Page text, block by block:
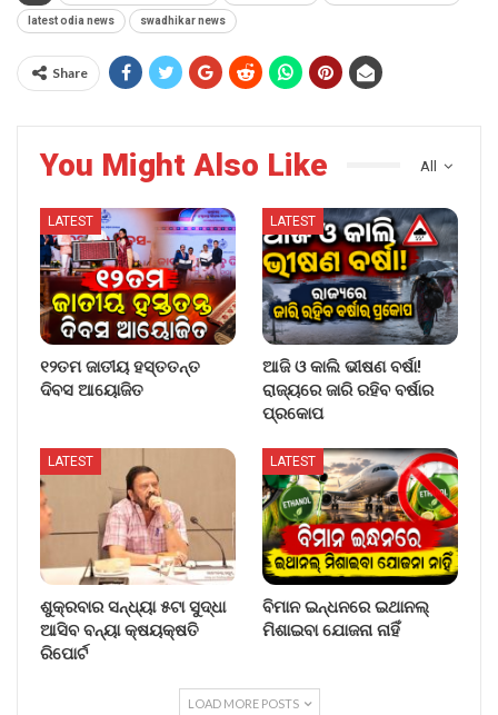
latest odia news swadhikar news
Share
All
You Might Also Like
LATEST
୧୨ତମ ଜାତୀୟ ହସ୍ତତନ୍ତ
ଦିବସ ଆୟୋଜିତ
LATEST
ଆଜି ଓ କାଲି ଭୀଷଣ ବର୍ଷା!
ରାଜ୍ୟରେ ଜାରି ରହିବ ବର୍ଷାର
ପ୍ରକୋପ
LATEST
ଶୁକ୍ରବାର ସନ୍ଧ୍ୟା ୫ଟା ସୁଦ୍ଧା
ଆସିବ ବନ୍ୟା କ୍ଷୟକ୍ଷତି
ରିପୋର୍ଟ
LATEST
ବିମାନ ଇନ୍ଧନରେ ଇଥାନଲ୍
ମିଶାଇବା ଯୋଜନା ନାହିଁ
LOAD MORE POSTS